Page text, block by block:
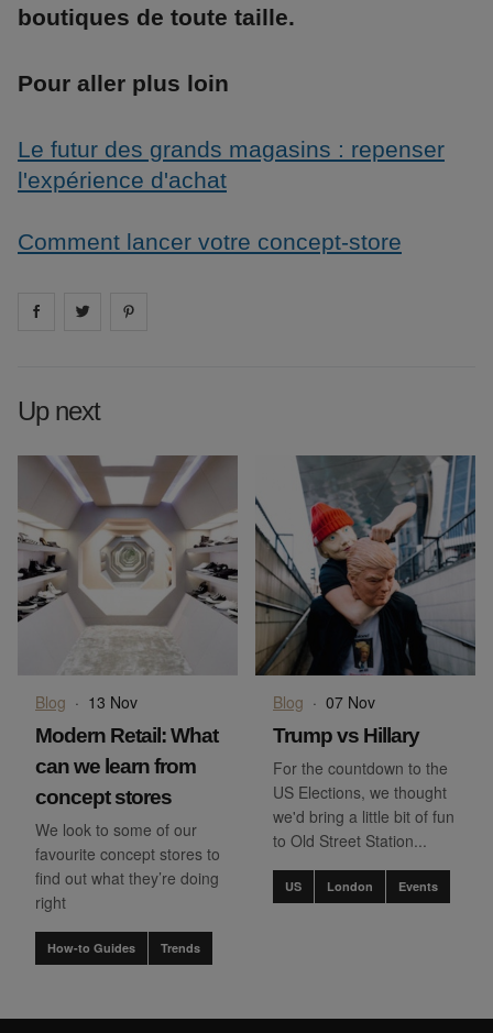
boutiques de toute taille.
Pour aller plus loin
Le futur des grands magasins : repenser
l'expérience d'achat
Comment lancer votre concept-store
Share on facebook
Share on
Up next
Blog · 13 Nov
Modern Retail: What
can we learn from
concept stores
We look to some of our
favourite concept stores to
find out what they’re doing
right
How-to Guides Trends
Blog · 07 Nov
Trump vs Hillary
For the countdown to the
US Elections, we thought
we'd bring a little bit of fun
to Old Street Station...
US London Events